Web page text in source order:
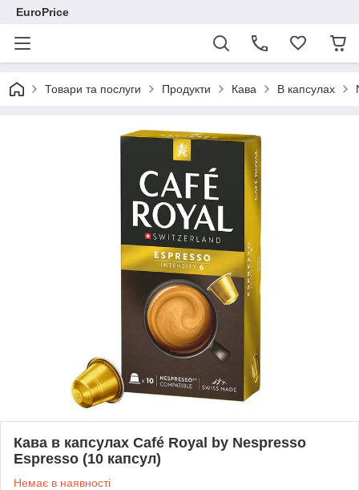
EuroPrice
Товари та послуги Продукти Кава В капсулах
Кава в капсулах Café Royal by Nespresso
Espresso (10 капсул)
Немає в наявності